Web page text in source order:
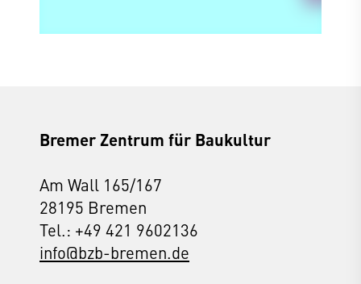
24. Februar 2026
sse vor und
diskutierte aktuelle
Herausforderungen
an den
Bremer Zentrum für Baukultur
Am Wall 165/167
28195 Bremen
Tel.: +49 421 9602136
info@bzb-bremen.de